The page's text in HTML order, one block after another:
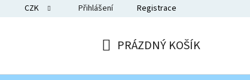
CZK Přihlášení Registrace
PRÁZDNÝ KOŠÍK